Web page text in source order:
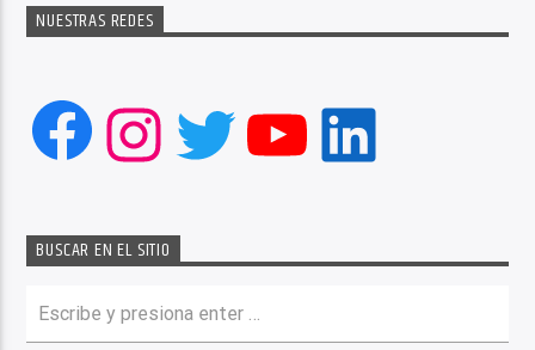
NUESTRAS REDES
Facebook
Instagram
Twitter
YouTube
LinkedIn
BUSCAR EN EL SITIO